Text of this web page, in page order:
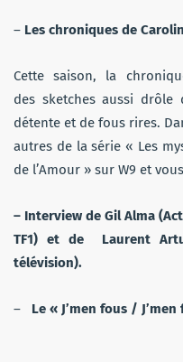
– Les chroniques de
Cette saison, la
des sketches aussi
détente et de fous rires.
autres de la série « Les
de l’Amour » sur W9 et
– Interview de Gil Alma
TF1) et de Laurent
télévision).
– Le « J’men fous /